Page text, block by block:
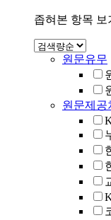
좁혀본 항목 보
원문유무
원문제공